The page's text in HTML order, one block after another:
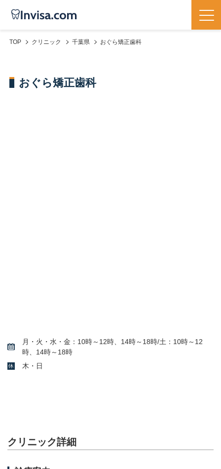
TOP クリニック 千葉県 おぐら矯正歯科
おぐら矯正歯科
月・火・水・金：10時～12時、14時～18時/土：10時～12
時、14時～18時
木・日
クリニック詳細